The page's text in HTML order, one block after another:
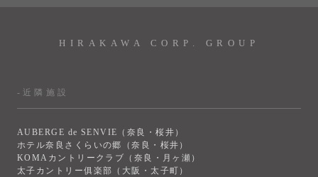
HIRAKAWA CORP. GROUP
-近隣施設
AUBERGE de SENVIE（奈良・桜井）
ホテル奈良さくらいの郷（奈良・桜井）
KOMAカントリークラブ（奈良・月ヶ瀬）
太子カントリー俱楽部（大阪・太子町）